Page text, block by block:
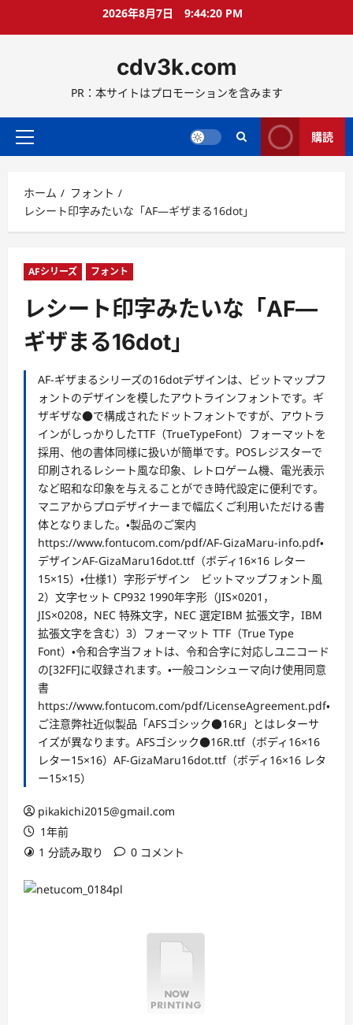
ス
ッ
2026年8月7日 9:44:21 PM
cdv3k.com
PR：本サイトはプロモーションを含みます
メ
メ
ニ
ュ
購読
ホーム
フォント
レシート印字みたいな「AF―ギザまる16dot」
AFシリーズ フォント
レシート印字みたいな「AF―
ギザまる16dot」
AF-ギザまるシリーズの16dotデザインは、ビットマップフ
ォントのデザインを模したアウトラインフォントです。ギ
ザギザな●で構成されたドットフォントですが、アウトラ
インがしっかりしたTTF（TrueTypeFont）フォーマットを
採用、他の書体同様に扱いが簡単です。POSレジスターで
印刷されるレシート風な印象、レトロゲーム機、電光表示
など昭和な印象を与えることができ時代設定に便利です。
マニアからプロデザイナーまで幅広くご利用いただける書
体となりました。・製品のご案内
https://www.fontucom.com/pdf/AF-GizaMaru-info.pdf・
デザインAF-GizaMaru16dot.ttf（ボディ16×16 レター
15×15）・仕様1）字形デザイン ビットマップフォント風
2）文字セット CP932 1990年字形（JIS×0201，
JIS×0208，NEC 特殊文字，NEC 選定IBM 拡張文字，IBM
拡張文字を含む）3）フォーマット TTF（True Type
Font）・令和合字当フォトは、令和合字に対応しユニコード
の[32FF]に収録されます。・一般コンシューマ向け使用同意
書
https://www.fontucom.com/pdf/LicenseAgreement.pdf・
ご注意弊社近似製品「AFSゴシック●16R」とはレターサ
イズが異なります。AFSゴシック●16R.ttf（ボディ16×16
レター15×16）AF-GizaMaru16dot.ttf（ボディ16×16 レタ
ー15×15）
pikakichi2015@gmail.com
1年前
1 分読み取り
0 コメント